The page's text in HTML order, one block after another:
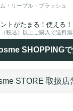
れるのが「紅潮」
オーラ、すなわち生
とらえるチークカラ
・リーブル・ブラッシュ
トがたまる！使える！
税込）以上ご購入で送料
SHOPPING
STORE 取扱店